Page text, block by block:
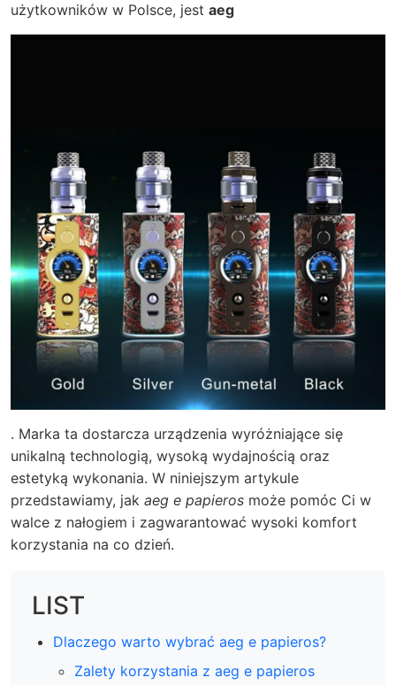
użytkowników w Polsce, jest aeg
. Marka ta dostarcza urządzenia wyróżniające się
unikalną technologią, wysoką wydajnością oraz
estetyką wykonania. W niniejszym artykule
przedstawiamy, jak aeg e papieros może pomóc Ci w
walce z nałogiem i zagwarantować wysoki komfort
korzystania na co dzień.
LIST
Dlaczego warto wybrać aeg e papieros?
Zalety korzystania z aeg e papieros